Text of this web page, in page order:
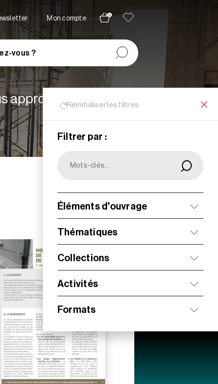
Mon compte
0
vous ?
Réinitialiser les filtres
Filtrer par :
Éléments d'ouvrage
Thématiques
Collections
Activités
Formats
appropriées à vos